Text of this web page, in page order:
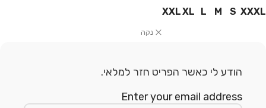
XXXL
S
M
L
XL
XXL
נקה
הודע לי כאשר הפריט חזר למלאי.
Enter your email address